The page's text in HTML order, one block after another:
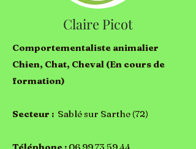
Claire Picot
Comportementaliste animalier
Chien, Chat, Cheval (En cours de
formation)
Secteur : Sablé sur Sarthe (72)